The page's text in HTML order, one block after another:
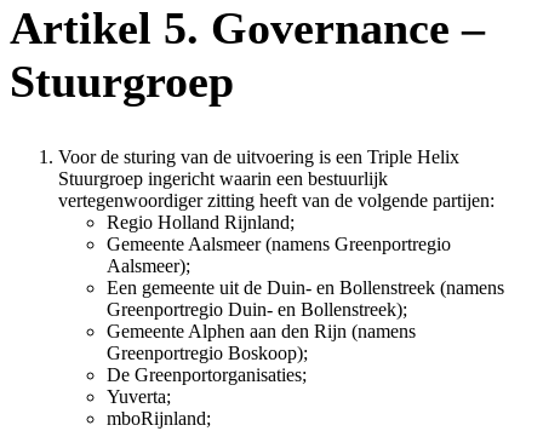
Artikel 5. Governance –
Stuurgroep
Voor de sturing van de uitvoering is een Triple Helix
Stuurgroep ingericht waarin een bestuurlijk
vertegenwoordiger zitting heeft van de volgende partijen:
Regio Holland Rijnland;
Gemeente Aalsmeer (namens Greenportregio
Aalsmeer);
Een gemeente uit de Duin- en Bollenstreek (namens
Greenportregio Duin- en Bollenstreek);
Gemeente Alphen aan den Rijn (namens
Greenportregio Boskoop);
De Greenportorganisaties;
Yuverta;
mboRijnland;